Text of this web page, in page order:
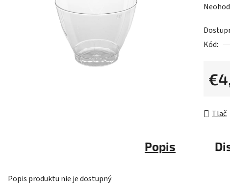
je
Kód:
Tlač
Popis
Popis produktu nie je dostupný